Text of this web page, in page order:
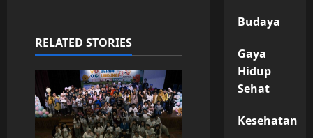
RELATED STORIES
Budaya
Gaya
Hidup
Sehat
Kesehatan